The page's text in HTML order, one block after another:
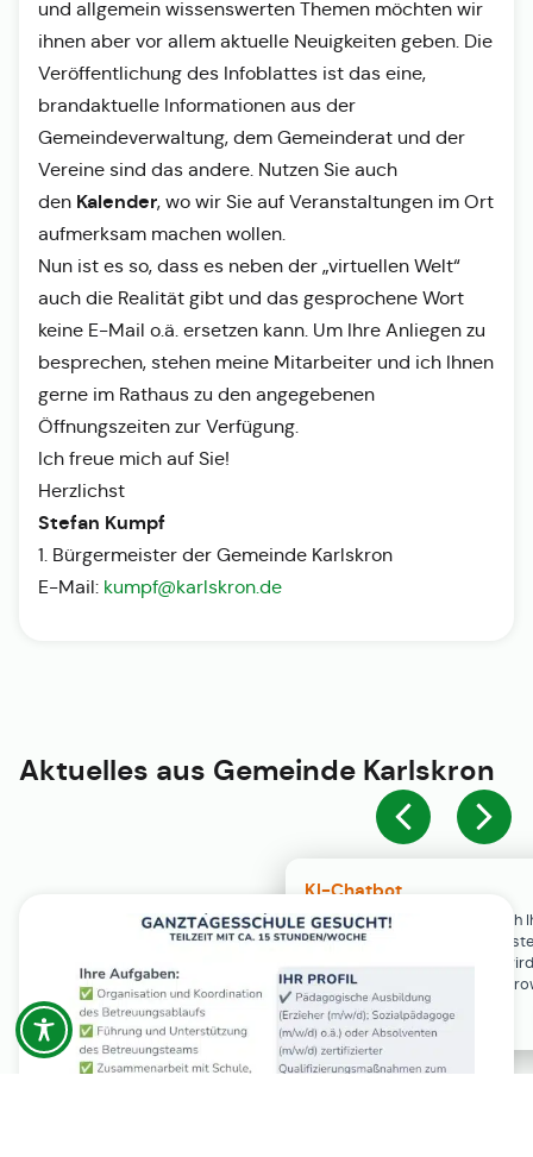
KI-Chatbot
Der KI-Chatbot steht erst nach
Einwilligung in den Cookie-
Verfügung. Der Chat-Verlauf
ausschließlich lokal in Ihrem
gespeichert.
und allgemein wissenswerten Themen möchten wir
ihnen aber vor allem aktuelle Neuigkeiten geben. Die
Veröffentlichung des Infoblattes ist das eine,
brandaktuelle Informationen aus der
Gemeindeverwaltung, dem Gemeinderat und der
Vereine sind das andere. Nutzen Sie auch
den Kalender, wo wir Sie auf Veranstaltungen im Ort
aufmerksam machen wollen.
Nun ist es so, dass es neben der „virtuellen Welt“
auch die Realität gibt und das gesprochene Wort
keine E-Mail o.ä. ersetzen kann. Um Ihre Anliegen zu
besprechen, stehen meine Mitarbeiter und ich Ihnen
gerne im Rathaus zu den angegebenen
Öffnungszeiten zur Verfügung.
Ich freue mich auf Sie!
Herzlichst
Stefan Kumpf
1. Bürgermeister der Gemeinde Karlskron
E-Mail: kumpf@karlskron.de
Aktuelles aus Gemeinde Karlskron